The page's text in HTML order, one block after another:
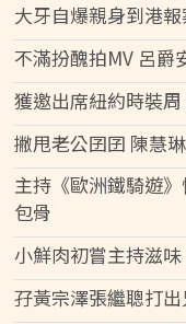
大牙自爆親身到港
不滿扮醜拍MV 呂爵
獲邀出席紐約時裝
撇甩老公囝囝 陳慧
主持《歐洲鐵騎遊
包骨
小鮮肉初嘗主持滋
孖黃宗澤張繼聰打